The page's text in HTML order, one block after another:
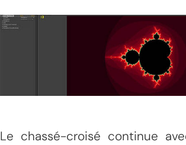
Le chassé-croisé continue